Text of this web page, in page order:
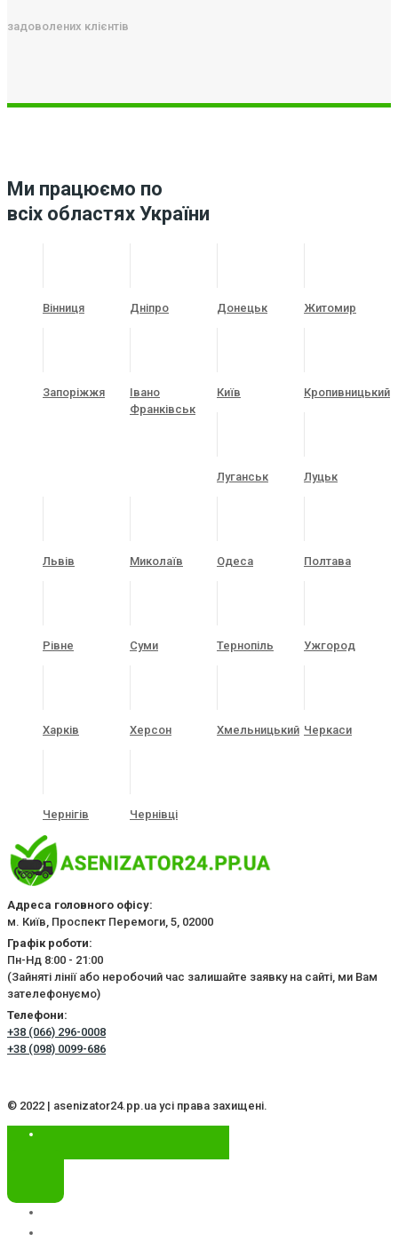
задоволених клієнтів
Ми працюємо по
всіх областях України
Вінниця Дніпро Донецьк Житомир
Запоріжжя
Івано
Франківськ
Київ Кропивницький
Луганськ Луцьк
Львів Миколаїв Одеса Полтава
Рівне Суми Тернопіль Ужгород
Харків Херсон Хмельницький Черкаси
Чернігів Чернівці
Адреса головного офісу:
м. Київ, Проспект Перемоги, 5, 02000
Графік роботи:
Пн-Нд 8:00 - 21:00
(Зайняті лінії або неробочий час залишайте заявку на сайті, ми Вам
зателефонуємо)
Телефони:
+38 (066) 296-0008
+38 (098) 0099-686
© 2022 | asenizator24.pp.ua усі права захищені.